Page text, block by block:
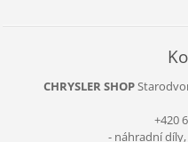
CHRYSLER SHOP
+420
- náhradní